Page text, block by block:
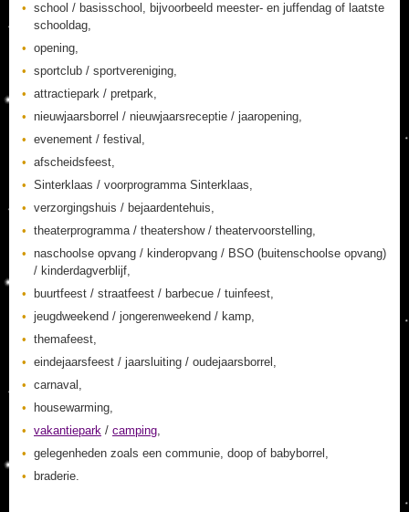
school / basisschool, bijvoorbeeld meester- en juffendag of laatste
schooldag,
opening,
sportclub / sportvereniging,
attractiepark / pretpark,
nieuwjaarsborrel / nieuwjaarsreceptie / jaaropening,
evenement / festival,
afscheidsfeest,
Sinterklaas / voorprogramma Sinterklaas,
verzorgingshuis / bejaardentehuis,
theaterprogramma / theatershow / theatervoorstelling,
naschoolse opvang / kinderopvang / BSO (buitenschoolse opvang)
/ kinderdagverblijf,
buurtfeest / straatfeest / barbecue / tuinfeest,
jeugdweekend / jongerenweekend / kamp,
themafeest,
eindejaarsfeest / jaarsluiting / oudejaarsborrel,
carnaval,
housewarming,
vakantiepark / camping,
gelegenheden zoals een communie, doop of babyborrel,
braderie.